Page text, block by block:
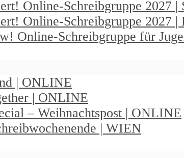
Online-Schreibgruppe 2027 |
Online-Schreibgruppe 2027 |
Online-Schreibgruppe für
| ONLINE
| ONLINE
– Weihnachtspost | ONLINE
| WIEN